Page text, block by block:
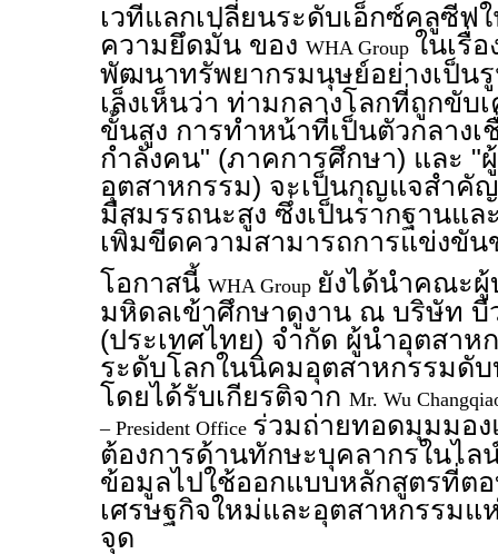
เวทีแลกเปลี่ยนระดับเอ็กซ์คลูซีฟ
ความยึดมั่น ของ WHA Group ในเรื่
พัฒนาทรัพยากรมนุษย์อย่างเป็น
เล็งเห็นว่า ท่ามกลางโลกที่ถูกขับ
ขั้นสูง การทำหน้าที่เป็นตัวกลางเ
กำลังคน" (ภาคการศึกษา) และ "
อุตสาหกรรม) จะเป็นกุญแจสำคั
มีสมรรถนะสูง ซึ่งเป็นรากฐานแล
เพิ่มขีดความสามารถการแข่งขัน
โอกาสนี้ WHA Group ยังได้นำคณะ
มหิดลเข้าศึกษาดูงาน ณ บริษัท บี
(ประเทศไทย) จำกัด ผู้นำอุตสา
ระดับโลกในนิคมอุตสาหกรรมดับ
โดยได้รับเกียรติจาก Mr. Wu
– President Office ร่วมถ่ายทอดมุมมอ
ต้องการด้านทักษะบุคลากรในไล
ข้อมูลไปใช้ออกแบบหลักสูตรที่ต
เศรษฐกิจใหม่และอุตสาหกรรมแ
จุด